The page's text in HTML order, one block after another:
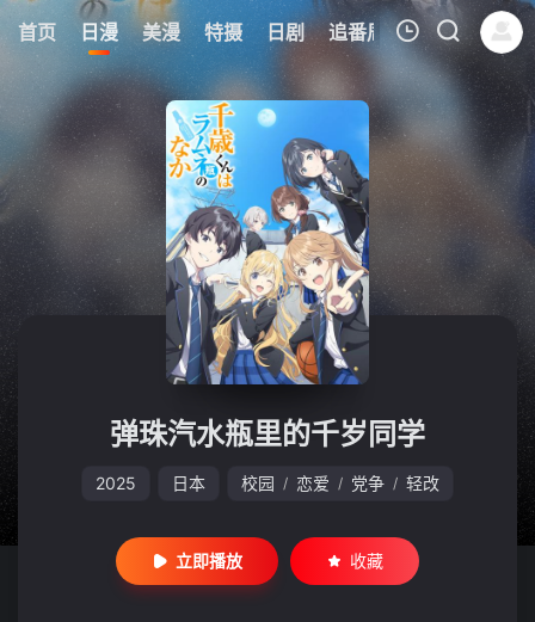
首页 日漫 美漫 特摄 日剧 追番周表 今日更新
0
我的观影记录
暂无观看影片的记录
弹珠汽水瓶里的千岁同学
2025 日本 校园 / 恋爱 / 党争 / 轻改
立即播放 收藏